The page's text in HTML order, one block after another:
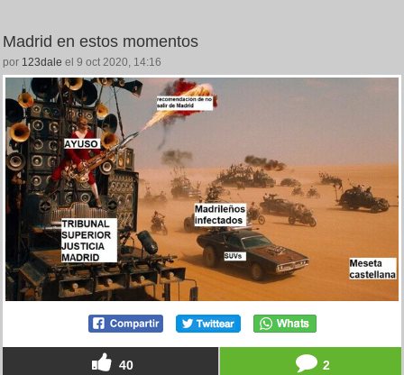
Madrid en estos momentos
por 123dale el 9 oct 2020, 14:16
40 2